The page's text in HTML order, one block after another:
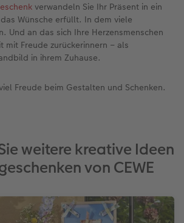
verwandeln Sie Ihr Präsent in ein
Wünsche erfüllt. In dem viele
Und an das sich Ihre Herzensmenschen
mit Freude zurückerinnern – als
in ihrem Zuhause.
Freude beim Gestalten und Schenken.
weitere kreative Ideen
von CEWE